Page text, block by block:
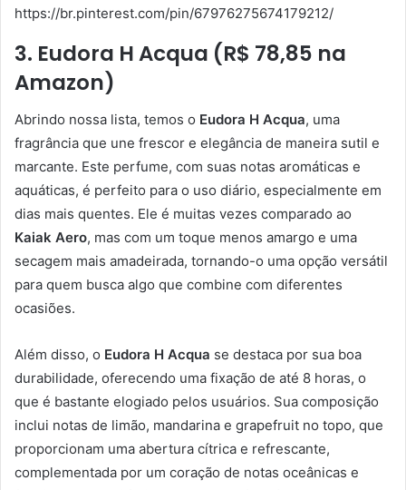
https://br.pinterest.com/pin/67976275674179212/
3. Eudora H Acqua (R$ 78,85 na
Amazon)
Abrindo nossa lista, temos o Eudora H Acqua, uma
fragrância que une frescor e elegância de maneira sutil e
marcante. Este perfume, com suas notas aromáticas e
aquáticas, é perfeito para o uso diário, especialmente em
dias mais quentes. Ele é muitas vezes comparado ao
Kaiak Aero, mas com um toque menos amargo e uma
secagem mais amadeirada, tornando-o uma opção versátil
para quem busca algo que combine com diferentes
ocasiões.
Além disso, o Eudora H Acqua se destaca por sua boa
durabilidade, oferecendo uma fixação de até 8 horas, o
que é bastante elogiado pelos usuários. Sua composição
inclui notas de limão, mandarina e grapefruit no topo, que
proporcionam uma abertura cítrica e refrescante,
complementada por um coração de notas oceânicas e